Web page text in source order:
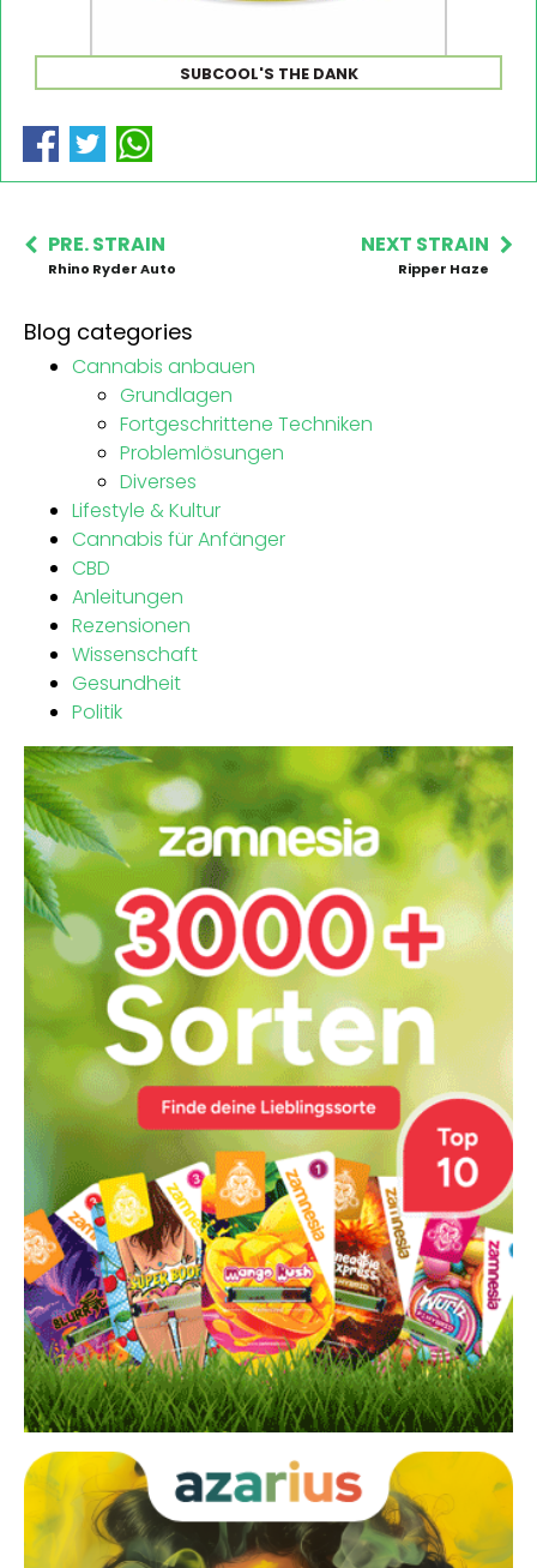
SUBCOOL'S THE DANK
PRE. STRAIN
Rhino Ryder Auto
NEXT STRAIN
Ripper Haze
Blog categories
Cannabis anbauen
Grundlagen
Fortgeschrittene Techniken
Problemlösungen
Diverses
Lifestyle & Kultur
Cannabis für Anfänger
CBD
Anleitungen
Rezensionen
Wissenschaft
Gesundheit
Politik